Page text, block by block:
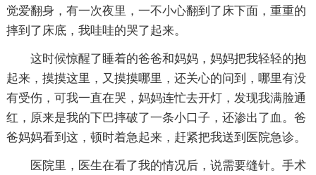
觉爱翻身，有一次夜里，一不小心翻到了床下面，重重的
摔到了床底，我哇哇的哭了起来。
这时候惊醒了睡着的爸爸和妈妈，妈妈把我轻轻的抱
起来，摸摸这里，又摸摸哪里，还关心的问到，哪里有没
有受伤，可我一直在哭，妈妈连忙去开灯，发现我满脸通
红，原来是我的下巴摔破了一条小口子，还渗出了血。爸
爸妈妈看到这，顿时着急起来，赶紧把我送到医院急诊。
医院里，医生在看了我的情况后，说需要缝针。手术